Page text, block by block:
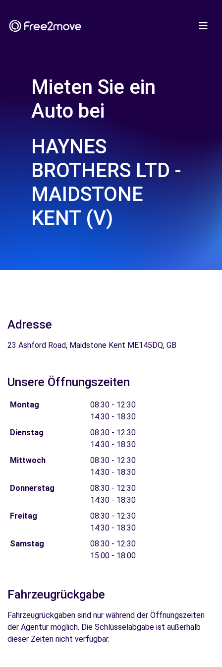
Mieten Sie ein
Auto bei
HAYNES
BROTHERS LTD -
MAIDSTONE
KENT (V)
Adresse
23 Ashford Road, Maidstone Kent ME145DQ, GB
Unsere Öffnungszeiten
Montag
08:30 - 12:30
14:30 - 18:30
Dienstag
08:30 - 12:30
14:30 - 18:30
Mittwoch
08:30 - 12:30
14:30 - 18:30
Donnerstag
08:30 - 12:30
14:30 - 18:30
Freitag
08:30 - 12:30
14:30 - 18:30
Samstag
08:30 - 12:30
15:00 - 18:00
Fahrzeugrückgabe
Fahrzeugrückgaben sind nur während der Öffnungszeiten
der Agentur möglich. Die Schlüsselabgabe ist außerhalb
dieser Zeiten nicht verfügbar.